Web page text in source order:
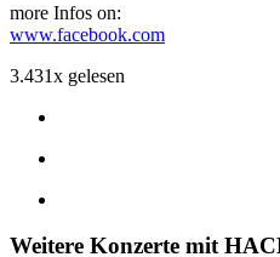
more Infos on:
www.facebook.com
3.431x gelesen
Weitere Konzerte mit